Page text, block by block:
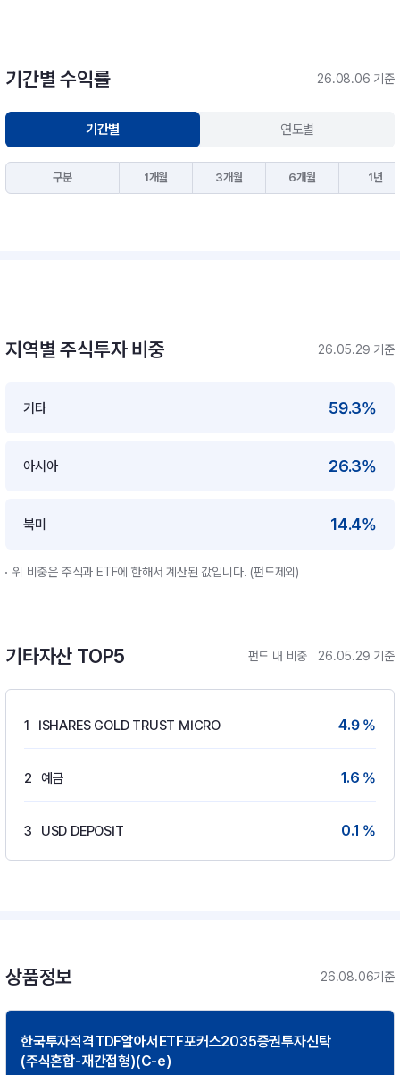
기간별 수익률 26.08.06 기준
기간별 연도별
구분 1개월 3개월 6개월 1년
지역별 주식투자 비중 26.05.29 기준
기타 59.3%
아시아 26.3%
북미 14.4%
위 비중은 주식과 ETF에 한해서 계산된 값입니다. (펀드제외)
기타자산 TOP5 펀드 내 비중 26.05.29 기준
1 ISHARES GOLD TRUST MICRO 4.9 %
2 예금 1.6 %
3 USD DEPOSIT 0.1 %
상품정보 26.08.06기준
한국투자적격TDF알아서ETF포커스2035증권투자신탁
(주식혼합-재간접형)(C-e)